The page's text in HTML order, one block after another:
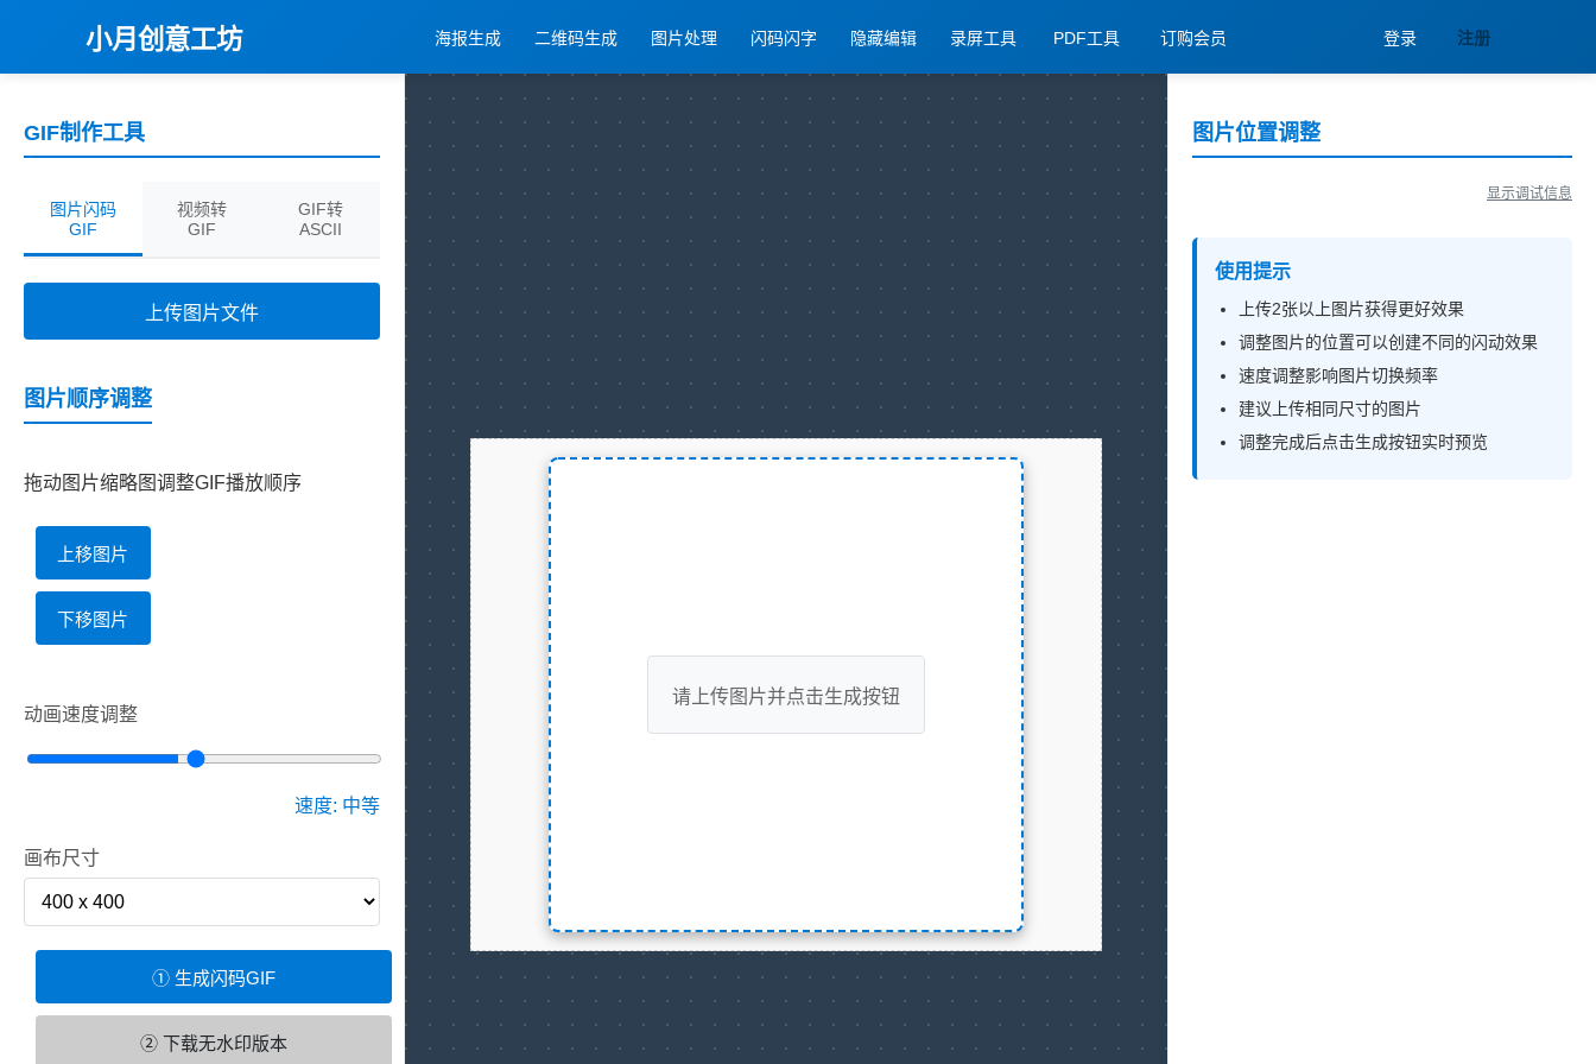
小月创意工坊 海报生成 二维码生成 图片处理 闪码闪字 隐藏编辑 录屏工具 PDF工具 订购会员 登录 注册
GIF制作工具
图片闪码
GIF
视频转
GIF
GIF转
ASCII
上传图片文件
图片顺序调整
拖动图片缩略图调整GIF播放顺序
上移图片
下移图片
动画速度调整
速度: 中等
画布尺寸
① 生成闪码GIF
② 下载无水印版本
请上传图片并点击生成按钮
图片位置调整
显示调试信息
使用提示
上传2张以上图片获得更好效果
调整图片的位置可以创建不同的闪动效果
速度调整影响图片切换频率
建议上传相同尺寸的图片
调整完成后点击生成按钮实时预览